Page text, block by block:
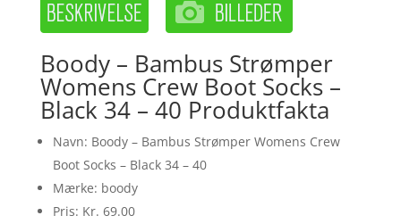
Boody – Bambus Strømper
Womens Crew Boot Socks –
Black 34 – 40 Produktfakta
Navn: Boody – Bambus Strømper Womens Crew
Boot Socks – Black 34 – 40
Mærke: boody
Pris: Kr. 69.00